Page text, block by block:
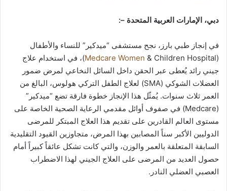
دبي، الإمارات العربية المتحدة –:
في إنجاز طبي بارز، نجح مستشفى “ميدكير” للنساء والأطفال
(
Medcare Women& Children Hospital)، في استخدام علاج
جيني رائد يُعطى عبر الحقن داخل السائل النخاعي لمرض ضمور
العضلات الشوكي (SMA) لعلاج الطفل التركي هولوس، البالغ من
العمر ثلاث سنوات. يُمثّل هذا الإنجاز خطوة فارقة تضع “ميدكير”
(Medcare) في صفوف أوائل مقدمي الرعاية الصحية الخاصة على
مستوى العالم القادرين على تقديم هذا العلاج المبتكر للمرضى
الدوليين الأكبر سناً المصابين بهذا المرض، متجاوزين القيود التقليدية
السابقة المتعلقة بالعمر والوزن، والتي كانت تشكل عائقاً كبيراً أمام
حصول العديد من المرضى على العلاج الجيني لهذا الاضطراب
العصبي العضلي النادر.